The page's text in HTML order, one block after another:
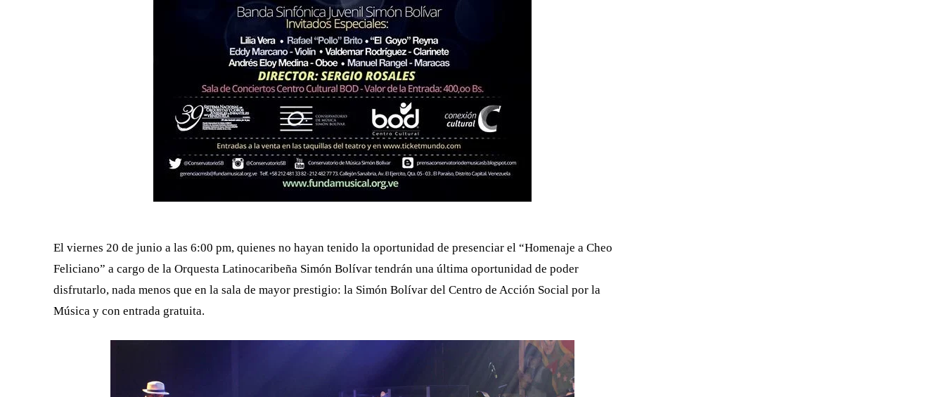
El viernes 20 de junio a las 6:00 pm, quienes no hayan tenido la oportunidad de presenciar el “Homenaje a Cheo
Feliciano” a cargo de la Orquesta Latinocaribeña Simón Bolívar tendrán una última oportunidad de poder
disfrutarlo, nada menos que en la sala de mayor prestigio: la Simón Bolívar del Centro de Acción Social por la
Música y con entrada gratuita.